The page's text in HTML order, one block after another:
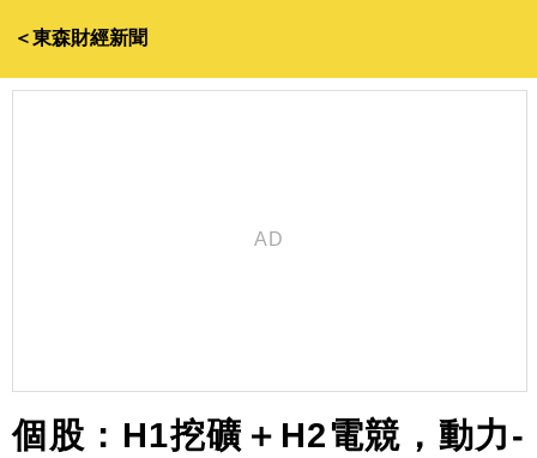
＜東森財經新聞
個股：H1挖礦＋H2電競，動力-